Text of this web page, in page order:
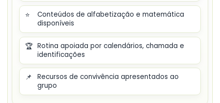
⭐
Conteúdos de alfabetização e matemática
disponíveis
🏆 Rotina apoiada por calendários, chamada e
identificações
📌
Recursos de convivência apresentados ao
grupo